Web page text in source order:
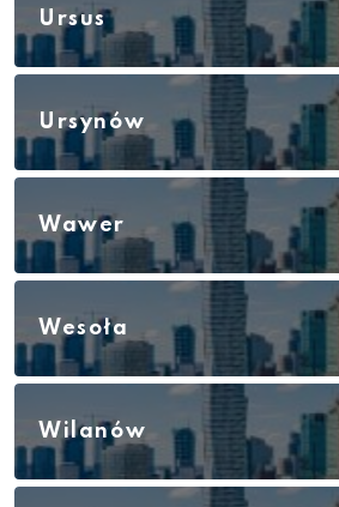
Ursus
Ursynów
Wawer
Wesoła
Wilanów